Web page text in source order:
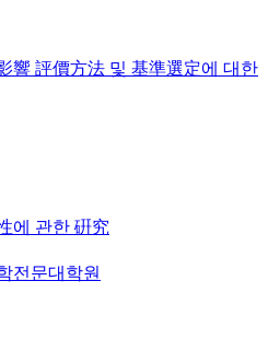
響 評價方法 및 基準選定에 대한
에 관한 硏究
전문대학원